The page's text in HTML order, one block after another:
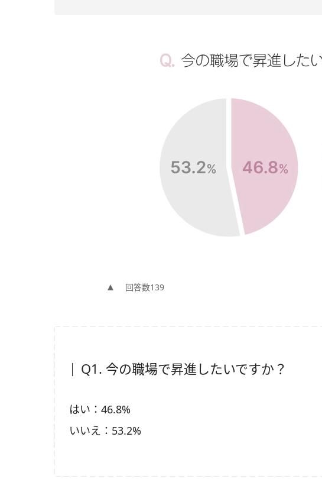
回答数139
Q1. 今の職場で昇進したいですか？
はい：46.8%
いいえ：53.2%